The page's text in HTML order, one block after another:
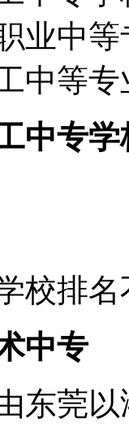
业中
中等
中专
校排
中专
东莞